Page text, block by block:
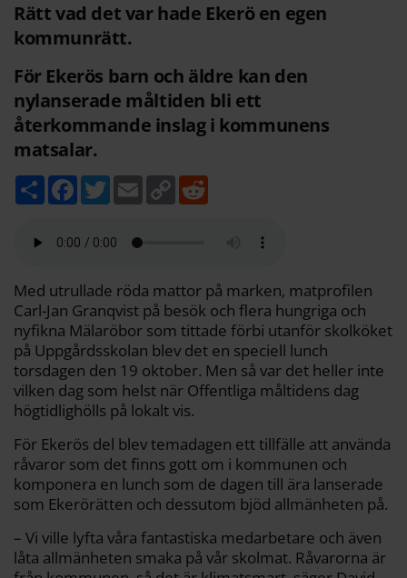
Rätt vad det var hade Ekerö en egen
kommunrätt.
För Ekerös barn och äldre kan den
nylanserade måltiden bli ett
återkommande inslag i kommunens
matsalar.
D
e
F
b
k
T
w
t
E
m
C
o
k
Med utrullade röda mattor på marken, matprofilen
Carl-Jan Granqvist på besök och flera hungriga och
nyfikna Mälaröbor som tittade förbi utanför skolköket
på Uppgårdsskolan blev det en speciell lunch
torsdagen den 19 oktober. Men så var det heller inte
vilken dag som helst när Offentliga måltidens dag
högtidlighölls på lokalt vis.
För Ekerös del blev temadagen ett tillfälle att använda
råvaror som det finns gott om i kommunen och
komponera en lunch som de dagen till ära lanserade
som Ekerörätten och dessutom bjöd allmänheten på.
– Vi ville lyfta våra fantastiska medarbetare och även
låta allmänheten smaka på vår skolmat. Råvarorna är